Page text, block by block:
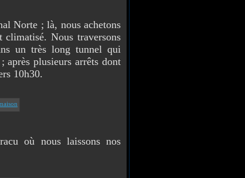
Norte ; là, nous achetons
Nous traversons
un très long tunnel qui
après plusieurs arrêts dont
10h30.
où nous laissons nos